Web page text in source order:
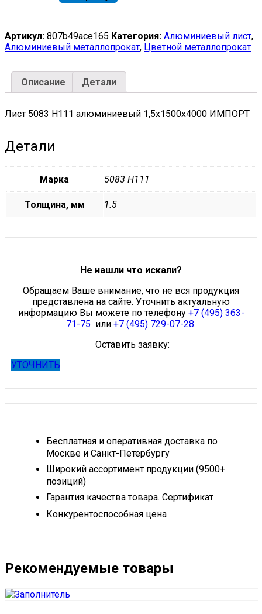
ИМПОРТ
quantity
Артикул: 807b49ace165 Категория: Алюминиевый лист,
Алюминиевый металлопрокат, Цветной металлопрокат
Описание Детали
Лист 5083 H111 алюминиевый 1,5х1500х4000 ИМПОРТ
Детали
Марка 5083 H111
Толщина, мм 1.5
Не нашли что искали?
Обращаем Ваше внимание, что не вся продукция
представлена на сайте. Уточнить актуальную
информацию Вы можете по телефону +7 (495) 363-
71-75 или +7 (495) 729-07-28.
Оставить заявку:
УТОЧНИТЬ
Бесплатная и оперативная доставка по
Москве и Санкт-Петербургу
Широкий ассортимент продукции (9500+
позиций)
Гарантия качества товара. Сертификат
Конкурентоспособная цена
Рекомендуемые товары